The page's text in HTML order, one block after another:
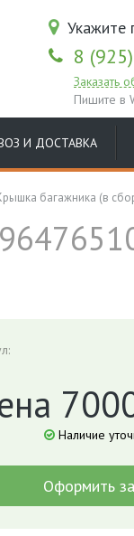
Укажите
8 (925)
Заказать
Пишите в
И ДОСТАВКА
багажника (в
Наличие
Оформить